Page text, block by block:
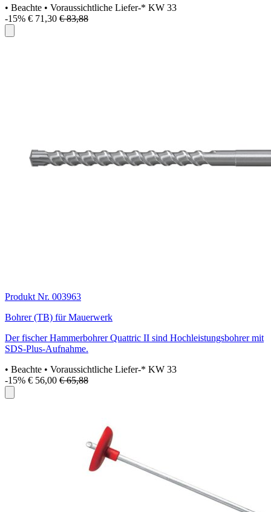
• Beachte • Voraussichtliche Liefer-* KW 33
-15% € 71,30 € 83,88
Produkt Nr. 003963
Bohrer (TB) für Mauerwerk
Der fischer Hammerbohrer Quattric II sind Hochleistungsbohrer mit
SDS-Plus-Aufnahme.
• Beachte • Voraussichtliche Liefer-* KW 33
-15% € 56,00 € 65,88